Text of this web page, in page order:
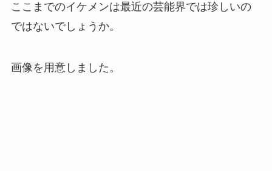
ここまでのイケメンは最近の芸能界では珍しいの
ではないでしょうか。
画像を用意しました。